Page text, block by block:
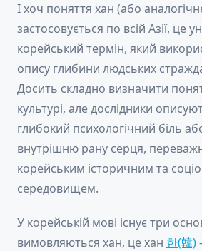
І хоч поняття хан (або
застосовується по всій Азії, це
корейський термін, який
опису глибини людських
Досить складно визначити
культурі, але дослідники
глибокий психологічний біль
внутрішню рану серця,
корейським історичним та
середовищем.
У корейській мові існує три
вимовляються хан, це хан 한(韓)